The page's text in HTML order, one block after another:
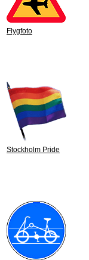
Flygfoto
Stockholm Pride